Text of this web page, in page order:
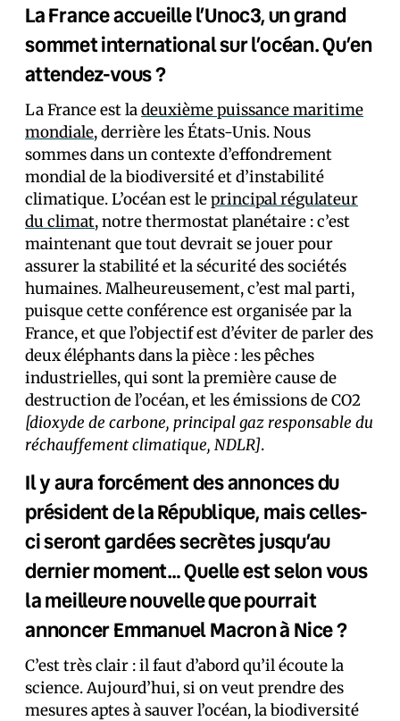
La France accueille l’Unoc3, un grand
sommet international sur l’océan. Qu’en
attendez-vous ?
La France est ladeuxième puissance maritime
mondiale, derrière les États-Unis. Nous
sommes dans un contexte d’effondrement
mondial de la biodiversité et d’instabilité
climatique. L’océan est leprincipal régulateur
du climat, notre thermostat planétaire : c’est
maintenant que tout devrait se jouer pour
assurer la stabilité et la sécurité des sociétés
humaines. Malheureusement, c’est mal parti,
puisque cette conférence est organisée par la
France, et que l’objectif est d’éviter de parler des
deux éléphants dans la pièce : les pêches
industrielles, qui sont la première cause de
destruction de l’océan, et les émissions de CO2
[dioxyde de carbone, principal gaz responsable du
réchauffement climatique, NDLR].
Il y aura forcément des annonces du
président de la République, mais celles-
ci seront gardées secrètes jusqu’au
dernier moment… Quelle est selon vous
la meilleure nouvelle que pourrait
annoncer Emmanuel Macron à Nice ?
C’est très clair : il faut d’abord qu’il écoute la
science. Aujourd’hui, si on veut prendre des
mesures aptes à sauver l’océan, la biodiversité